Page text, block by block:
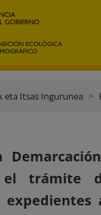
eta Itsas Ingurunea
trámite